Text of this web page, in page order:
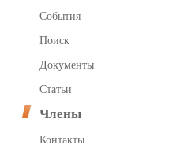
События
Поиск
Документы
Статьи
Члены
Контакты